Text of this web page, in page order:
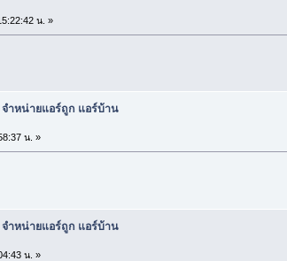
น. »
จำหน่ายแอร์ถูก แอร์บ้าน
น. »
จำหน่ายแอร์ถูก แอร์บ้าน
น. »